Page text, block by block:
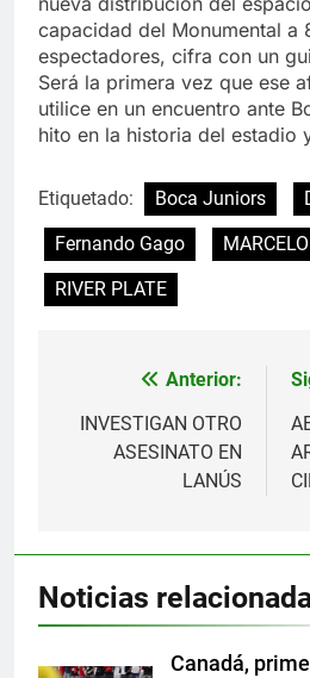
capacidad del Monumental a
espectadores, cifra con un
Será la primera vez que ese
utilice en un encuentro ante
hito en la historia del estadio
Etiquetado: Boca Juniors
Fernando Gago
RIVER PLATE
Navegación
de
Anterior:
INVESTIGAN OTRO
ASESINATO EN
LANÚS
Noticias
Canadá,